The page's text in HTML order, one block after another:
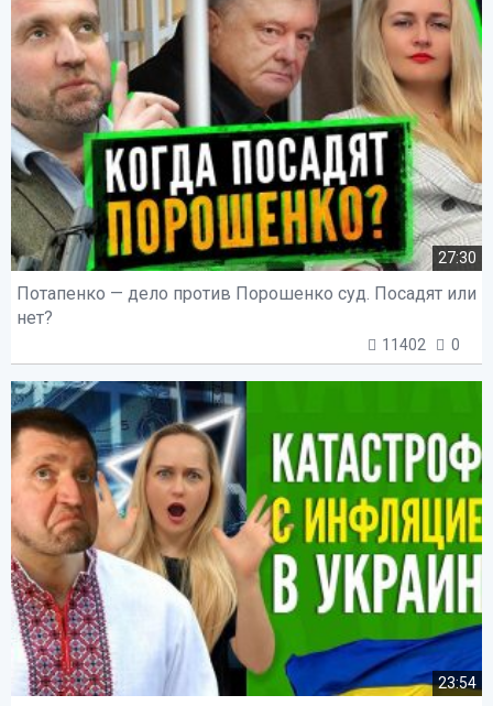
27:30
Потапенко — дело против Порошенко суд. Посадят или
нет?
11402 0
23:54